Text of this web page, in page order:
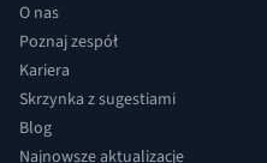
O nas
Poznaj zespół
Kariera
Skrzynka z sugestiami
Blog
Najnowsze aktualizacje